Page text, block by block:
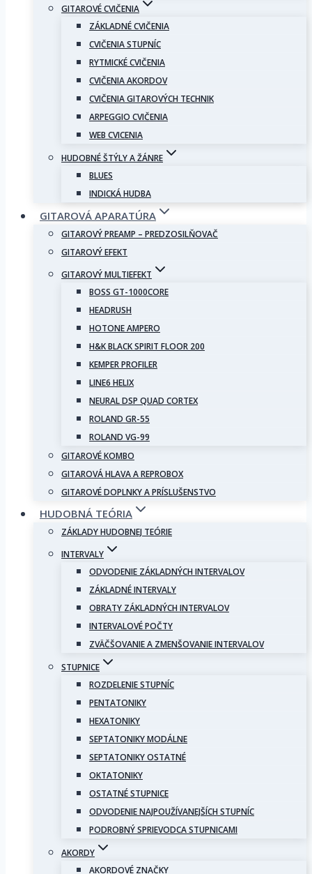
GITAROVÉ CVIČENIA
ZÁKLADNÉ CVIČENIA
CVIČENIA STUPNÍC
RYTMICKÉ CVIČENIA
CVIČENIA AKORDOV
CVIČENIA GITAROVÝCH TECHNIK
ARPEGGIO CVIČENIA
WEB CVICENIA
HUDOBNÉ ŠTÝLY A ŽÁNRE
BLUES
INDICKÁ HUDBA
GITAROVÁ APARATÚRA
GITAROVÝ PREAMP – PREDZOSILŇOVAČ
GITAROVÝ EFEKT
GITAROVÝ MULTIEFEKT
BOSS GT-1000CORE
HEADRUSH
HOTONE AMPERO
H&K BLACK SPIRIT FLOOR 200
KEMPER PROFILER
LINE6 HELIX
NEURAL DSP QUAD CORTEX
ROLAND GR-55
ROLAND VG-99
GITAROVÉ KOMBO
GITAROVÁ HLAVA A REPROBOX
GITAROVÉ DOPLNKY A PRÍSLUŠENSTVO
HUDOBNÁ TEÓRIA
ZÁKLADY HUDOBNEJ TEÓRIE
INTERVALY
ODVODENIE ZÁKLADNÝCH INTERVALOV
ZÁKLADNÉ INTERVALY
OBRATY ZÁKLADNÝCH INTERVALOV
INTERVALOVÉ POČTY
ZVÄČŠOVANIE A ZMENŠOVANIE INTERVALOV
STUPNICE
ROZDELENIE STUPNÍC
PENTATONIKY
HEXATONIKY
SEPTATONIKY MODÁLNE
SEPTATONIKY OSTATNÉ
OKTATONIKY
OSTATNÉ STUPNICE
ODVODENIE NAJPOUŽÍVANEJŠÍCH STUPNÍC
PODROBNÝ SPRIEVODCA STUPNICAMI
AKORDY
AKORDOVÉ ZNAČKY